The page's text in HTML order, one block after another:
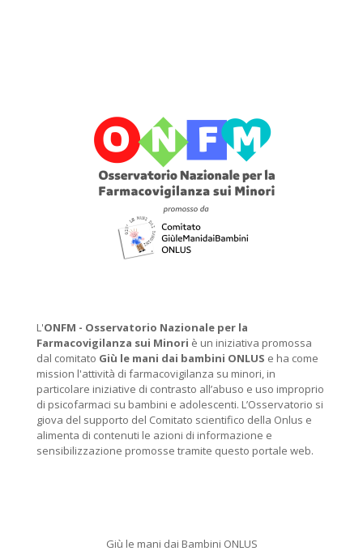
L'ONFM - Osservatorio Nazionale per la
Farmacovigilanza sui Minori è un iniziativa promossa
dal comitato Giù le mani dai bambini ONLUS e ha come
mission l'attività di farmacovigilanza su minori, in
particolare iniziative di contrasto all’abuso e uso improprio
di psicofarmaci su bambini e adolescenti. L’Osservatorio si
giova del supporto del Comitato scientifico della Onlus e
alimenta di contenuti le azioni di informazione e
sensibilizzazione promosse tramite questo portale web.
Giù le mani dai Bambini ONLUS